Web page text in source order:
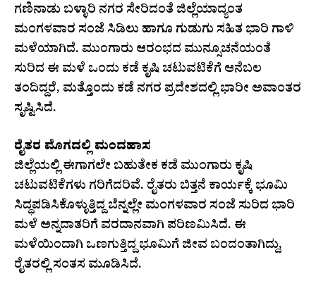
ಗಣಿನಾಡು ಬಳ್ಳಾರಿ ನಗರ ಸೇರಿದಂತೆ ಜಿಲ್ಲೆಯಾದ್ಯಂತ
ಮಂಗಳವಾರ ಸಂಜೆ ಸಿಡಿಲು ಹಾಗೂ ಗುಡುಗು ಸಹಿತ ಭಾರಿ ಗಾಳಿ
ಮಳೆಯಾಗಿದೆ. ಮುಂಗಾರು ಆರಂಭದ ಮುನ್ಸೂಚನೆಯಂತೆ
ಸುರಿದ ಈ ಮಳೆ ಒಂದು ಕಡೆ ಕೃಷಿ ಚಟುವಟಿಕೆಗೆ ಆನೆಬಲ
ತಂದಿದ್ದರೆ, ಮತ್ತೊಂದು ಕಡೆ ನಗರ ಪ್ರದೇಶದಲ್ಲಿ ಭಾರೀ ಅವಾಂತರ
ಸೃಷ್ಟಿಸಿದೆ.
ರೈತರ ಮೊಗದಲ್ಲಿ ಮಂದಹಾಸ
ಜಿಲ್ಲೆಯಲ್ಲಿ ಈಗಾಗಲೇ ಬಹುತೇಕ ಕಡೆ ಮುಂಗಾರು ಕೃಷಿ
ಚಟುವಟಿಕೆಗಳು ಗರಿಗೆದರಿವೆ. ರೈತರು ಬಿತ್ತನೆ ಕಾರ್ಯಕ್ಕೆ ಭೂಮಿ
ಸಿದ್ಧಪಡಿಸಿಕೊಳ್ಳುತ್ತಿದ್ದ ಬೆನ್ನಲ್ಲೇ ಮಂಗಳವಾರ ಸಂಜೆ ಸುರಿದ ಭಾರಿ
ಮಳೆ ಅನ್ನದಾತರಿಗೆ ವರದಾನವಾಗಿ ಪರಿಣಮಿಸಿದೆ. ಈ
ಮಳೆಯಿಂದಾಗಿ ಒಣಗುತ್ತಿದ್ದ ಭೂಮಿಗೆ ಜೀವ ಬಂದಂತಾಗಿದ್ದು,
ರೈತರಲ್ಲಿ ಸಂತಸ ಮೂಡಿಸಿದೆ.